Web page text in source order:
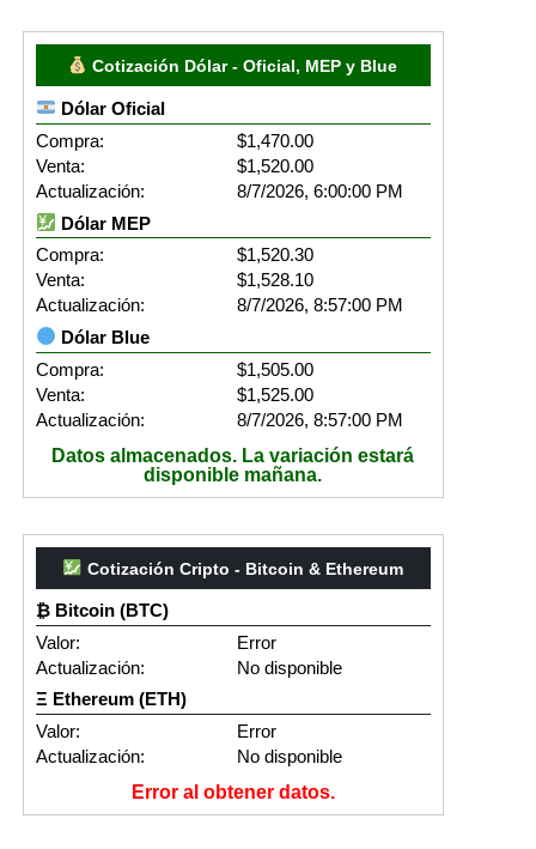
Cotización Dólar - Oficial, MEP y Blue
Dólar Oficial
Compra:
$1,470.00
Venta:
$1,520.00
Actualización:
8/7/2026, 6:00:00 PM
Dólar MEP
Compra:
$1,520.30
Venta:
$1,528.10
Actualización:
8/7/2026, 8:57:00 PM
Dólar Blue
Compra:
$1,505.00
Venta:
$1,525.00
Actualización:
8/7/2026, 8:57:00 PM
Datos almacenados. La variación estará
disponible mañana.
Cotización Cripto - Bitcoin & Ethereum
₿ Bitcoin (BTC)
Valor:
Error
Actualización:
No disponible
Ξ Ethereum (ETH)
Valor:
Error
Actualización:
No disponible
Error al obtener datos.